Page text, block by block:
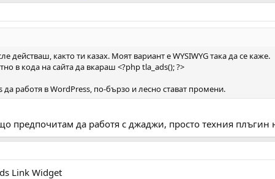
действаш, както ти казах. Моят вариант е WYSIWYG така да се каже.
в кода на сайта да вкараш <?php tla_ads(); ?>
работя в WordPress, по-бързо и лесно стават промени.
предпочитам да работя с джаджи, просто техния
Link Widget